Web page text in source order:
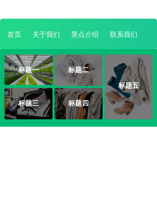
首页 关于我们 景点介绍 联系我们
标题一
标题五
标题二
标题三 标题四